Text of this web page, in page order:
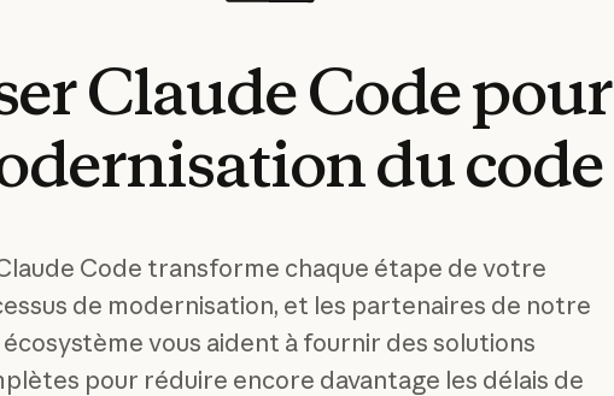
ClaudeCodepour
ducode
Code transforme chaque étape de votre
de modernisation, et les partenaires de notre
écosystème vous aident à fournir des solutions
pour réduire encore davantage les délais de